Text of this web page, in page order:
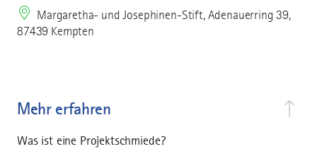
Margaretha- und Josephinen-Stift, Adenauerring 39,
87439 Kempten
Mehr erfahren
Was ist eine Projektschmiede?